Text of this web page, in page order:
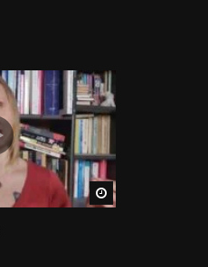
Watch Later